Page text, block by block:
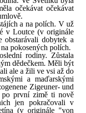
očekávat očekávat
a na polích. V už
v Loutce (v originále
dobytek a
pokosených polích.
rodiny. Zůstala
dědečkem. Měli být
ale a žili ve vsi až do
a maďarskými
Zigeuner- und
první zimě ti nově
jen pokračovali v
(v originále "von